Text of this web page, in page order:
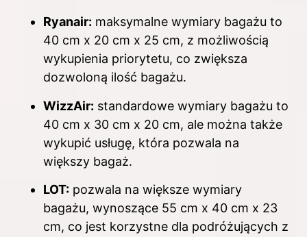
Ryanair: maksymalne wymiary bagażu to
40 cm x 20 cm x 25 cm, z możliwością
wykupienia priorytetu, co zwiększa
dozwoloną ilość bagażu.
WizzAir: standardowe wymiary bagażu to
40 cm x 30 cm x 20 cm, ale można także
wykupić usługę, która pozwala na
większy bagaż.
LOT: pozwala na większe wymiary
bagażu, wynoszące 55 cm x 40 cm x 23
cm, co jest korzystne dla podróżujących z